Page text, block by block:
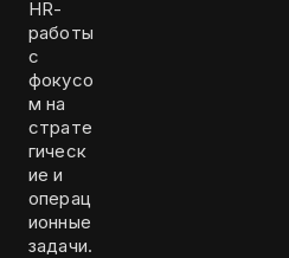
HR-
работы
с
фокусо
м на
страте
гическ
ие и
операц
ионные
задачи.